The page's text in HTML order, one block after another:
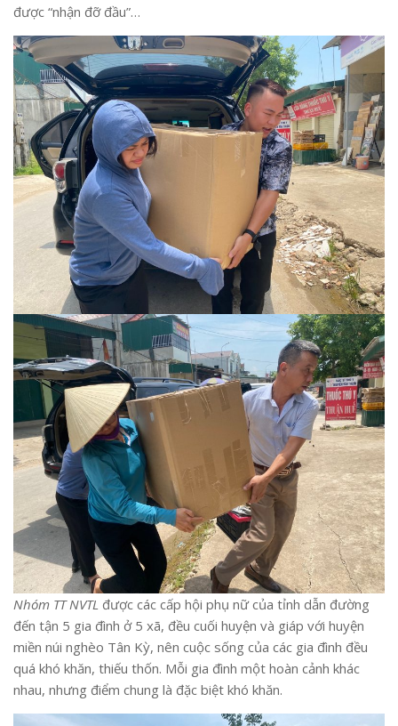
được “nhận đỡ đầu”…
Nhóm TT NVTL được các cấp hội phụ nữ của tỉnh dẫn đường
đến tận 5 gia đình ở 5 xã, đều cuối huyện và giáp với huyện
miền núi nghèo Tân Kỳ, nên cuộc sống của các gia đình đều
quá khó khăn, thiếu thốn. Mỗi gia đình một hoàn cảnh khác
nhau, nhưng điểm chung là đặc biệt khó khăn.